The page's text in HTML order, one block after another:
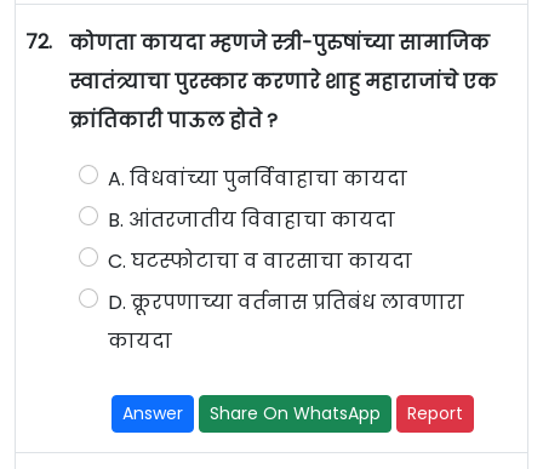
72.
कोणता कायदा म्हणजे स्त्री-पुरुषांच्या सामाजिक
स्वातंत्र्याचा पुरस्कार करणारे शाहु महाराजांचे एक
क्रांतिकारी पाऊल होते ?
A. विधवांच्या पुनर्विवाहाचा कायदा
B. आंतरजातीय विवाहाचा कायदा
C. घटस्फोटाचा व वारसाचा कायदा
D. क्रूरपणाच्या वर्तनास प्रतिबंध लावणारा
कायदा
Answer Share On WhatsApp Report